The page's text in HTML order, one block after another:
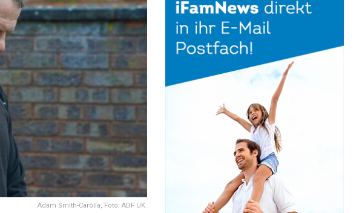
Adam Smith-Carolla, Foto: ADF UK.